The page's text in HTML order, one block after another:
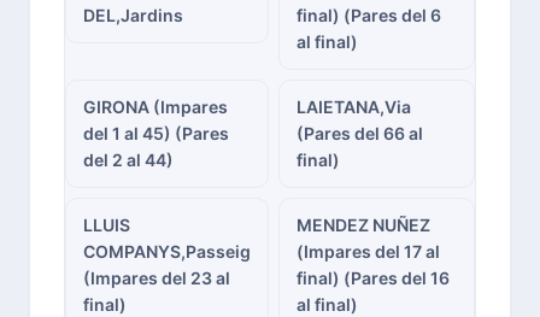
DEL,Jardins
final) (Pares del 6
al final)
GIRONA (Impares
del 1 al 45) (Pares
del 2 al 44)
LAIETANA,Via
(Pares del 66 al
final)
LLUIS
COMPANYS,Passeig
(Impares del 23 al
final)
MENDEZ NUÑEZ
(Impares del 17 al
final) (Pares del 16
al final)